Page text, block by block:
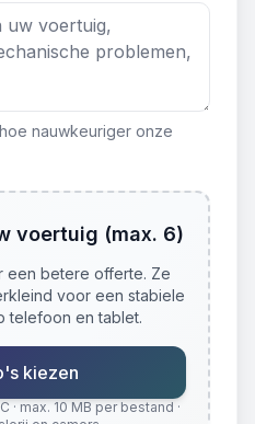
nauwkeuriger onze
voertuig (max. 6)
betere offerte. Ze
voor een stabiele
en tablet.
kiezen
· max. 10 MB per bestand ·